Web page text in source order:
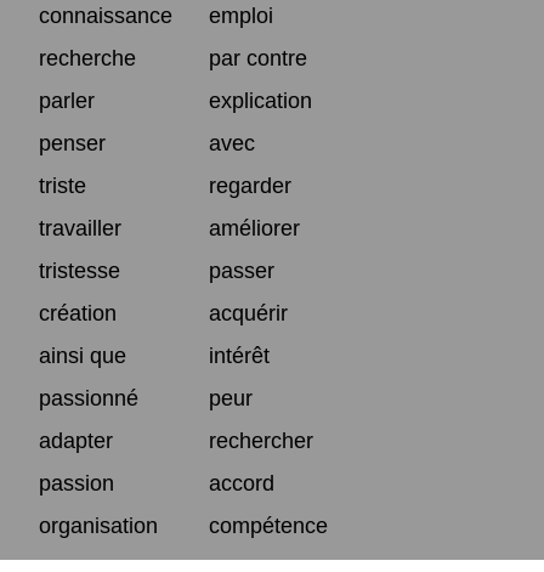
connaissance
emploi
recherche
par contre
parler
explication
penser
avec
triste
regarder
travailler
améliorer
tristesse
passer
création
acquérir
ainsi que
intérêt
passionné
peur
adapter
rechercher
passion
accord
organisation
compétence